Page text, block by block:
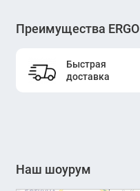
Преимущества ERGO
Быстрая
доставка
Наш шоурум